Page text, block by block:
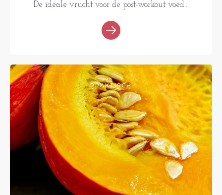
De ideale vrucht voor de post-workout voed...
PRAKTISCH